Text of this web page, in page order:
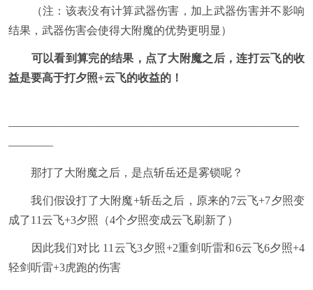
（注：该表没有计算武器伤害，加上武器伤害并不影响
结果，武器伤害会使得大附魔的优势更明显）
可以看到算完的结果，点了大附魔之后，连打云飞的收
益是要高于打夕照+云飞的收益的！
——————————————————————————
————
那打了大附魔之后，是点斩岳还是雾锁呢？
我们假设打了大附魔+斩岳之后，原来的7云飞+7夕照变
成了11云飞+3夕照（4个夕照变成云飞刷新了）
因此我们对比 11云飞3夕照+2重剑听雷和6云飞6夕照+4
轻剑听雷+3虎跑的伤害